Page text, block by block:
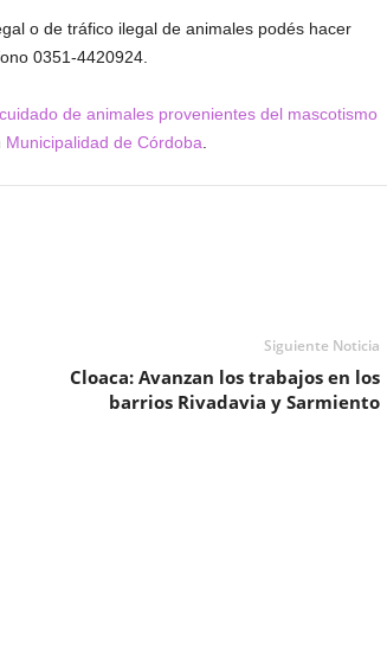
o de tráfico ilegal de animales podés hacer
0351-4420924.
de animales provenientes del mascotismo
Municipalidad de Córdoba
Siguiente Noticia
Cloaca: Avanzan los trabajos en los
barrios Rivadavia y Sarmiento